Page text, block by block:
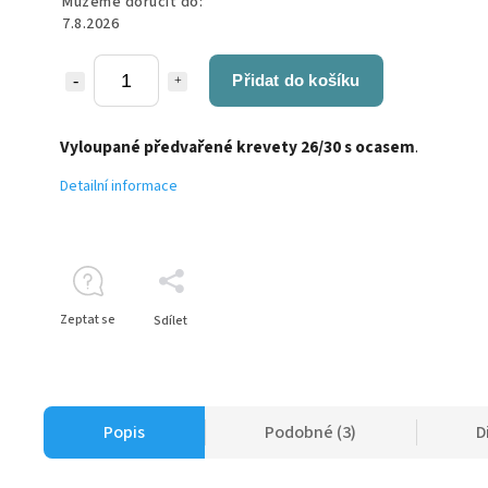
7.8.2026
Přidat do košíku
Vyloupané předvařené krevety 26/30 s ocasem.
Detailní informace
Zeptat se Sdílet
Popis Podobné (3)